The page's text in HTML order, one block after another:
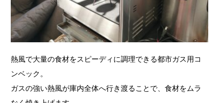
熱風で大量の食材をスピーディに調理できる都市ガス用コ
ンベック。
ガスの強い熱風が庫内全体へ行き渡ることで、食材をムラ